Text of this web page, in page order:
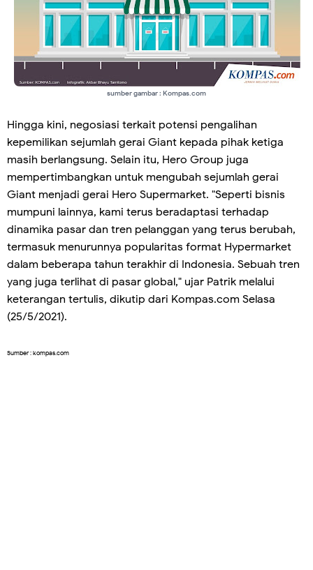
sumber gambar : Kompas.com
Hingga kini, negosiasi terkait potensi pengalihan
kepemilikan sejumlah gerai Giant kepada pihak ketiga
masih berlangsung. Selain itu, Hero Group juga
mempertimbangkan untuk mengubah sejumlah gerai
Giant menjadi gerai Hero Supermarket. "Seperti bisnis
mumpuni lainnya, kami terus beradaptasi terhadap
dinamika pasar dan tren pelanggan yang terus berubah,
termasuk menurunnya popularitas format Hypermarket
dalam beberapa tahun terakhir di Indonesia. Sebuah tren
yang juga terlihat di pasar global," ujar Patrik melalui
keterangan tertulis, dikutip dari Kompas.com Selasa
(25/5/2021).
Sumber : kompas.com